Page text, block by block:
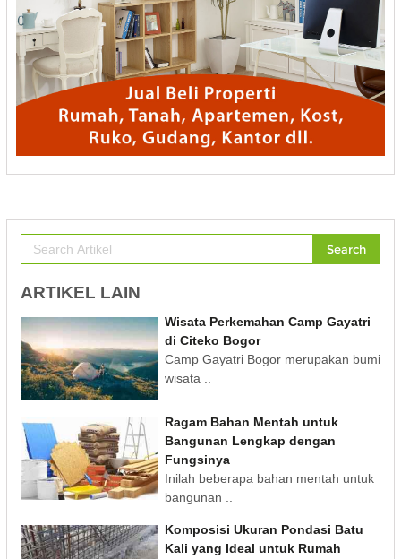
Search
ARTIKEL LAIN
Wisata Perkemahan Camp Gayatri
di Citeko Bogor
Camp Gayatri Bogor merupakan bumi
wisata ..
Ragam Bahan Mentah untuk
Bangunan Lengkap dengan
Fungsinya
Inilah beberapa bahan mentah untuk
bangunan ..
Komposisi Ukuran Pondasi Batu
Kali yang Ideal untuk Rumah